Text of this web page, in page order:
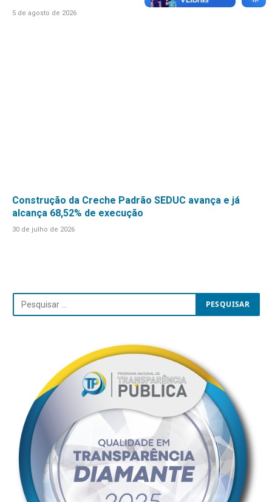
5 de agosto de 2026
Construção da Creche Padrão SEDUC avança e já
alcança 68,52% de execução
30 de julho de 2026